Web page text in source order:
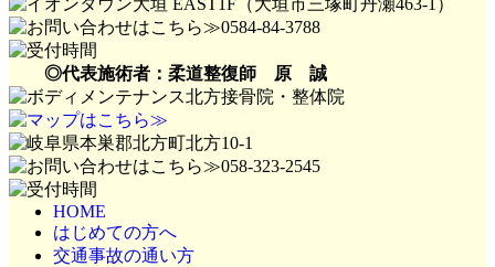
◎代表施術者：柔道整復師 原 誠
HOME
はじめての方へ
交通事故の通い方